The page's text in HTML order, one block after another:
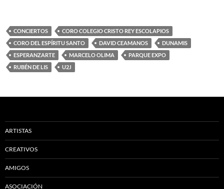
CONCIERTOS
CORO COLEGIO CRISTO REY ESCOLAPIOS
CORO DEL ESPÍRITU SANTO
DAVID CEAMANOS
DUNAMIS
ESPERANZARTE
MARCELO OLIMA
PARQUE EXPO
RUBÉN DE LIS
U2J
ARTISTAS
CREATIVOS
AMIGOS
ASOCIACIÓN